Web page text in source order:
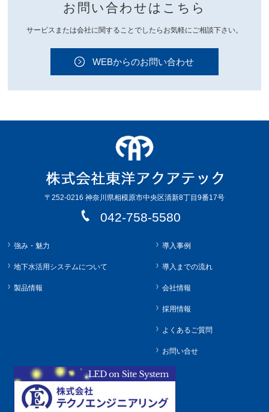
お問い合わせはこちら
サービスまたは会社に関することでしたらお気軽にご相談下さい。
WEBからのお問い合わせ
〒252-0216 神奈川県相模原市中央区清新8丁目9番17号
042-758-5580
強み・魅力
地下水活用システムについて
製品情報
導入事例
導入までの流れ
会社情報
採用情報
よくあるご質問
お問い合せ